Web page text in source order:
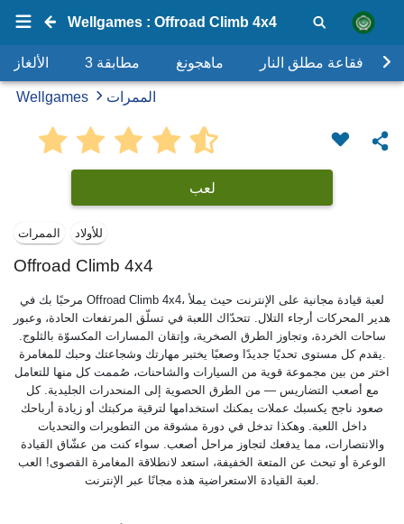
Wellgames : Offroad Climb 4x4
الألغاز مطابقة 3 ماهجونغ فقاعة مطلق النار
Wellgames الممرات
لعب
الممرات للأولاد
Offroad Climb 4x4
مرحبًا بك في Offroad Climb 4x4، لعبة قيادة مجانية على الإنترنت حيث يملأ
هدير المحركات أرجاء التلال. تتحدّاك اللعبة في تسلّق المرتفعات الحادة، وعبور
ساحات الخردة، وتجاوز الطرق الصخرية، وإتقان المسارات المكسوّة بالثلوج.
يقدم كل مستوى تحديًا جديدًا وصعبًا يختبر مهارتك وشجاعتك وحبك للمغامرة.
اختر من بين مجموعة قوية من السيارات والشاحنات، صُممت كل منها للتعامل
مع أصعب التضاريس — من الطرق الحصوية إلى المنحدرات الجليدية. كل
صعود ناجح يكسبك عملات يمكنك استخدامها لترقية مركبتك أو زيادة أرباحك
داخل اللعبة. وهكذا تدخل في دورة مشوقة من التطويرات والتحديات
والانتصارات، مما يدفعك لتجاوز مراحل أصعب. سواء كنت من عشّاق القيادة
الوعرة أو تبحث عن المتعة الخفيفة، استعد لانطلاقة المغامرة القصوى! العب
لعبة القيادة الاستعراضية هذه مجانًا عبر الإنترنت.